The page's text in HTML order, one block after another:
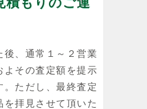
後、通常１～２営業
よその査定額を提示
。ただし、最終査定
を拝見させて頂いた